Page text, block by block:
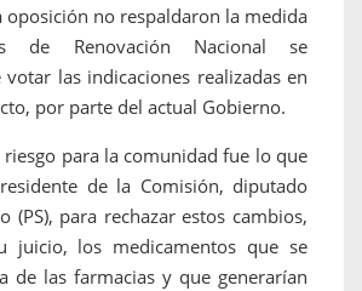
oposición no respaldaron la medida
de Renovación Nacional se
las indicaciones realizadas en
por parte del actual Gobierno.
para la comunidad fue lo que
de la Comisión, diputado
(PS), para rechazar estos cambios,
juicio, los medicamentos que se
de las farmacias y que generarían